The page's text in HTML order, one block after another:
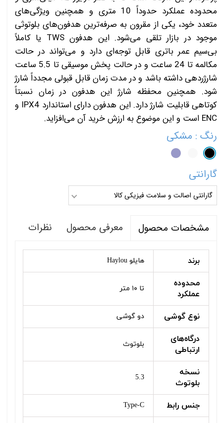
محدوده عملکرد حدوداً 10 متری و همچنین ویژگی‌های
متعدد خود، یکی از مقرون به صرفه‌ترین هدفون‌های بلوتوثی
موجود در بازار تلقی می‌شود. این هدفون TWS یا کاملاً
بی‌سیم عمر باتری قابل توجه‌ای دارد و می‌تواند در حالت
مکالمه تا 24 ساعت و در حالت پخش موسیقی تا 5.5 ساعت
شارژردهی داشته باشد و در مدت زمان قابل قبولی مجدداً شارژ
شود. همچنین محفظه شارژ این هدفون در زمان نسبتاً
کوتاهی قابلیت شارژ دارد. این هدفون دارای استاندارد IPX4 و
ENC است و این موضوع به ارزش خرید آن می‌افزاید.
رنگ : مشکی
گارانتی
گارانتی اصالت و سلامت فیزیکی کالا
مشخصات محصول معرفی محصول نظرات
برند هایلو Haylou
محدوده
عملکرد
تا ۱۰ متر
نوع گوشی دو گوشی
درگاه‌های
ارتباطی
بلوتوث
نسخه
بلوتوث
5.3
جنس رابط Type-C